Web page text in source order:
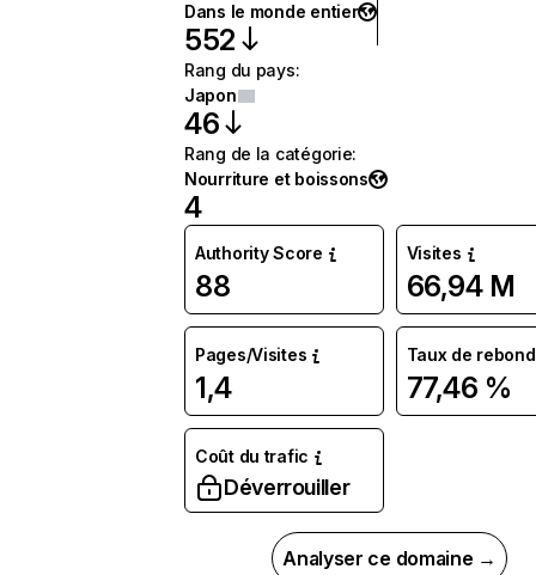
Dans le monde entier
552
Rang du pays:
Japon
46
Rang de la catégorie:
Nourriture et boissons
4
Authority Score
88
Visites
66,94 M
Pages/Visites
1,4
Taux de rebond
77,46 %
Coût du trafic
Déverrouiller
Analyser ce domaine →